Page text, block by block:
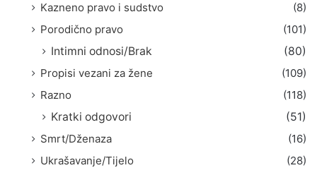
Kazneno pravo i sudstvo
(8)
Porodično pravo
(101)
Intimni odnosi/Brak
(80)
Propisi vezani za žene
(109)
Razno
(118)
Kratki odgovori
(51)
Smrt/Dženaza
(16)
Ukrašavanje/Tijelo
(28)